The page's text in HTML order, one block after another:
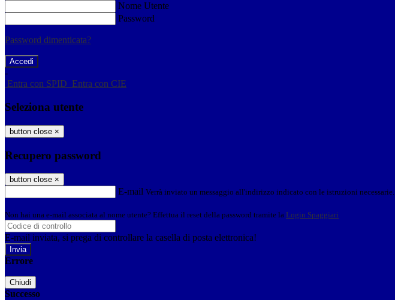
Nome Utente
Password
Password dimenticata?
-
Entra con SPID Entra con CIE
Seleziona utente
button close ×
Recupero password
button close ×
E-mail Verrà inviato un messaggio all'indirizzo indicato con le istruzioni necessarie.
Non hai una e-mail associata al nome utente? Effettua il reset della password tramite la Login Spaggiari
E-mail inviata, si prega di controllare la casella di posta elettronica!
Errore
Chiudi
Successo